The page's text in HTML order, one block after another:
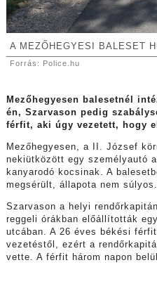
A MEZŐHEGYESI BALESET
Forrás: Police.hu
Mezőhegyesen balesetnél
én, Szarvason pedig
férfit, aki úgy vezetett, hogy
Mezőhegyesen, a II. József
nekiütközött egy személyautó
kanyarodó kocsinak. A
megsérült, állapota nem súlyos.
Szarvason a helyi
reggeli órákban előállították
utcában. A 26 éves békési
vezetéstől, ezért a
vette. A férfit három napon